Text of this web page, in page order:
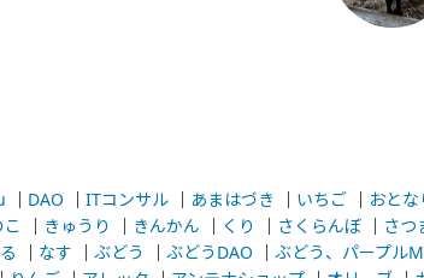
｜ DAO ｜ ITコンサル ｜ あまはづき ｜ いちご ｜ おと
こ ｜ きゅうり ｜ きんかん ｜ くり ｜ さくらんぼ ｜ さつ
｜ なす ｜ ぶどう ｜ ぶどうDAO ｜ ぶどう、パープル